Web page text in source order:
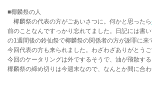
■椰麟祭の人
椰麟祭の代表の方がごあいさつに。何かと思ったら
前のことなんですっかり忘れてました。日記には書
の1週間後の鈴仙祭で椰麟祭の関係者の方が謝罪に来
今回代表の方も来られました。わざわざありがとうご
今回のケータリングは外でするそうで、油が飛散する
椰麟祭の締め切りは今週末なので、なんとか間に合わ